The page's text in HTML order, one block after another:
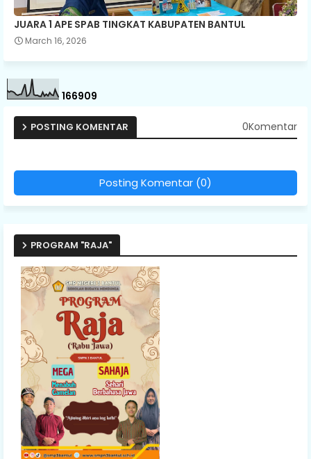
JUARA 1 APE SPAB TINGKAT KABUPATEN BANTUL
March 16, 2026
166909
POSTING KOMENTAR 0Komentar
Posting Komentar (0)
PROGRAM "RAJA"